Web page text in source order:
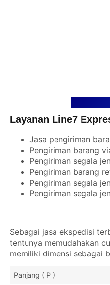
Layanan Line7
Jasa pengiriman
Pengiriman barang
Pengiriman segala
Pengiriman barang
Pengiriman segala
Pengiriman segala
Sebagai jasa ekspedisi
tentunya memudahakan
memiliki dimensi sebagai
Panjang ( P )